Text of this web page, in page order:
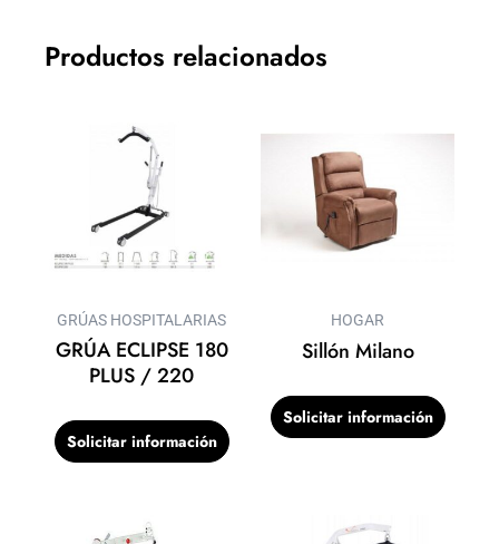
Productos relacionados
GRÚAS HOSPITALARIAS
GRÚA ECLIPSE 180
PLUS / 220
Solicitar información
HOGAR
Sillón Milano
Solicitar información